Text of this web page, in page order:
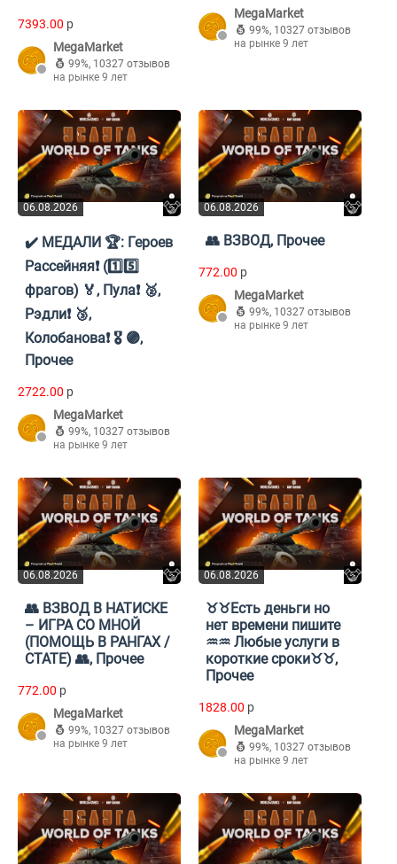
7393.00 p
MegaMarket
99%, 10327 отзывов
на рынке 9 лет
MegaMarket
99%, 10327 отзывов
на рынке 9 лет
06.08.2026
✔️ МЕДАЛИ 🏆: Героев
Рассейняя❗ (1️⃣5️⃣
фрагов) 🏅, Пула❗ 🥈,
Рэдли❗ 🥉,
Колобанова❗ 🎖️ 🟣,
Прочее
2722.00 p
MegaMarket
99%, 10327 отзывов
на рынке 9 лет
06.08.2026
👥 ВЗВОД, Прочее
772.00 p
MegaMarket
99%, 10327 отзывов
на рынке 9 лет
06.08.2026
👥 ВЗВОД В НАТИСКЕ
– ИГРА СО МНОЙ
(ПОМОЩЬ В РАНГАХ /
СТАТЕ) 👥, Прочее
772.00 p
MegaMarket
99%, 10327 отзывов
на рынке 9 лет
06.08.2026
♉♉Есть деньги но
нет времени пишите
♒♒ Любые услуги в
короткие сроки♉♉,
Прочее
1828.00 p
MegaMarket
99%, 10327 отзывов
на рынке 9 лет